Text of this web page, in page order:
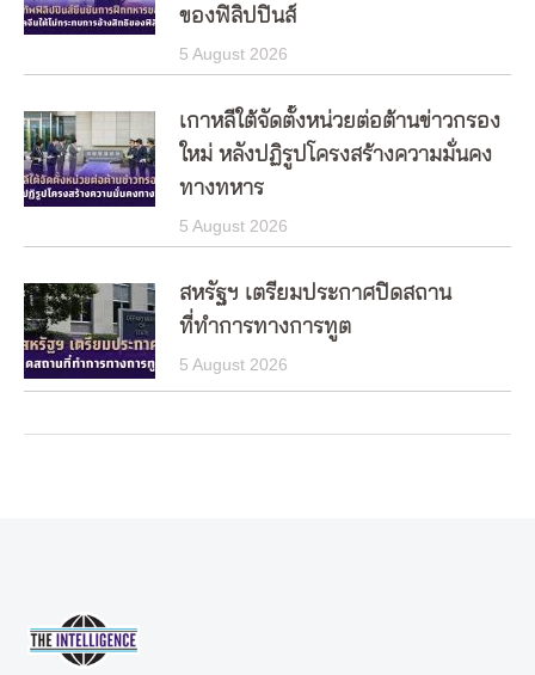
ของฟิลิปปินส์
5 August 2026
เกาหลีใต้จัดตั้งหน่วยต่อต้านข่าวกรอง
ใหม่ หลังปฏิรูปโครงสร้างความมั่นคง
ทางทหาร
5 August 2026
สหรัฐฯ เตรียมประกาศปิดสถาน
ที่ทำการทางการทูต
5 August 2026